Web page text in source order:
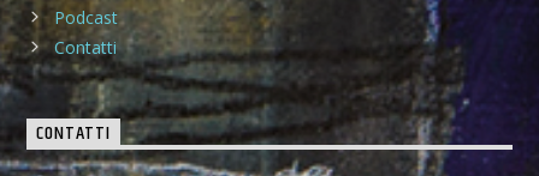
Podcast
Contatti
CONTATTI